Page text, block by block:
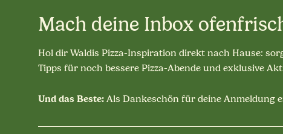
Mach deine Inbox
Hol dir Waldis Pizza-Inspiration direkt nach Hause:
Tipps für noch bessere Pizza-Abende und exklusive
Und das Beste: Als Dankeschön für deine Anmeldung